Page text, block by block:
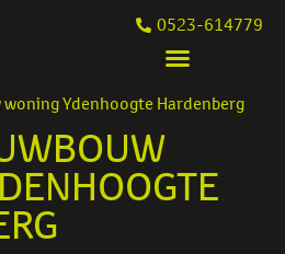
0523-614779
Ydenhoogte Hardenberg